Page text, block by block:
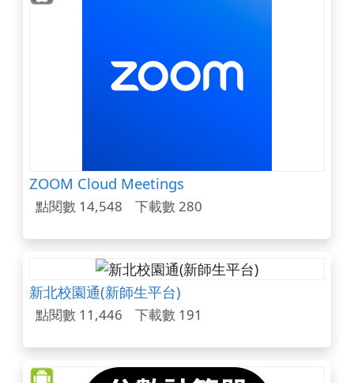
ZOOM Cloud Meetings
點閱數 14,548 下載數 280
新北校園通(新師生平台)
點閱數 11,446 下載數 191